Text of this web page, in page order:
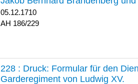
05.12.1710
186/229
228 : Druck: Formular für den
Garderegiment von Ludwig XV.